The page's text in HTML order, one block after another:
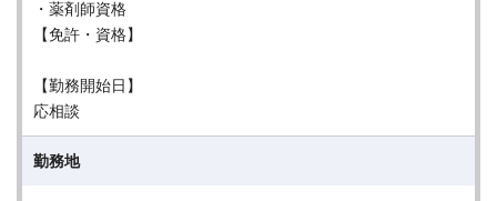
・薬剤師資格
【免許・資格】
【勤務開始日】
応相談
勤務地